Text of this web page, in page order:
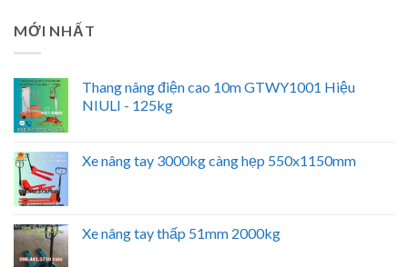
MỚI NHẤT
Thang nâng điện cao 10m GTWY1001 Hiệu
NIULI - 125kg
Xe nâng tay 3000kg càng hẹp 550x1150mm
Xe nâng tay thấp 51mm 2000kg